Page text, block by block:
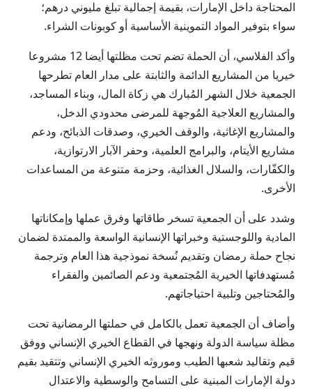
المحتاجة داخل الإمارات، بقيمة إجمالية تبلغ مليوني درهم؛
سواء بتوفير المواد التموينية الأساسية أو كوبونات الشراء.
وأكد الفلاسي، أن الحملة تضم تحت مظلتها أيضا 12 مشروعا
خيريا من المشاريع الدائمة والثابتة على مدار العام تطرحها
الجمعية خلال الشهر المُبارك هي زكاة المال، وبناء المساجد،
والمشاريع العلاجية المُوجهة للمرضى محدودي الدخل،
والمشاريع الإغاثية، والوقف الخيري، وصدقات الذبائح، ودعم
مشاريع الأيتام، والبرامج العلمية، وحفر الآبار الارتوازية،
والكفّارات، والسلال الغذائية، وحزمة متنوعة من المساعدات
الأخرى.
وشدد على أن الجمعية تسخر طاقاتها وفرق عملها وإمكاناتها
المادية واللوجستية وخبراتها الإنسانية الواسعة والممتدة لضمان
نجاح حملة رمضان وتقديم نُسخة نموذجية هذا العام وترجمة
مُستهدفاتها الخيرية المُجتمعية ودعم الصائمين والفقراء
والمُحتاجين وتلبية احتياجاتهم.
وأضاف أن الجمعية تعمل بالكامل في حملتها الرمضانية تحت
مظلة سياسة الدولة ونهجها في القطاع الخيري الإنساني ووفق
قيم وتقاليد شعبها الطيب وموروثه الخيري الإنساني وتتقيد بقيم
دولة الإمارات المبنية على التسامح والوسطية والاعتدال